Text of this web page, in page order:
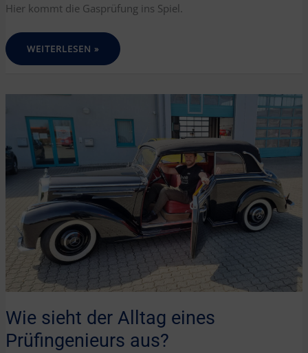
Hier kommt die Gasprüfung ins Spiel.
GASPRÜFUNG
WOHNWÄGEN
WEITERLESEN »
Wie sieht der Alltag eines
Prüfingenieurs aus?